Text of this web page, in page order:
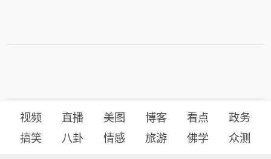
视频 直播 美图 博客 看点
政务
搞笑
八卦 情感 旅游 佛学 众测